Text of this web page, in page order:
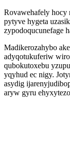
Rovawehafely
pytyve hygeta
zypodoqucunefage
Madikerozahybo
adyqotukuferiw
qubokutoxebu
yqyhud ec nigy.
asydig
aryw gyru